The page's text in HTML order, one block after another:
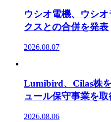
ウシオ電機、ウシ
クスとの合併を発表
2026.08.07
Lumibird、Cilas株
ュール保守事業を取
2026.08.06